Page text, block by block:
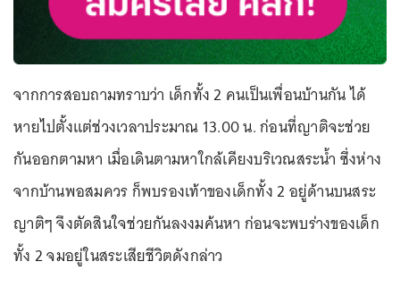
จากการสอบถามทราบว่า เด็กทั้ง 2 คนเป็นเพื่อนบ้านกัน ได้
หายไปตั้งแต่ช่วงเวลาประมาณ 13.00 น. ก่อนที่ญาติจะช่วย
กันออกตามหา เมื่อเดินตามหาใกล้เคียงบริเวณสระน้ำ ซึ่งห่าง
จากบ้านพอสมควร ก็พบรองเท้าของเด็กทั้ง 2 อยู่ด้านบนสระ
ญาติๆ จึงตัดสินใจช่วยกันลงงมค้นหา ก่อนจะพบร่างของเด็ก
ทั้ง 2 จมอยู่ในสระเสียชีวิตดังกล่าว